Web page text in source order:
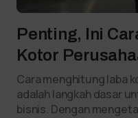
Penting, Ini
Kotor
Cara menghitung laba
adalah langkah dasar
bisnis. Dengan